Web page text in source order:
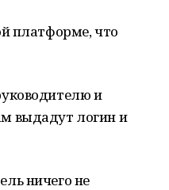
платформе, что
и
выдадут логин и
ничего не